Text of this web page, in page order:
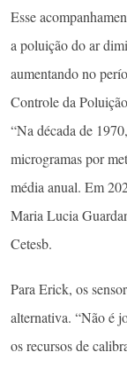
Esse
a poluição do ar
aumentando no
Controle da
“Na década de
microgramas por
média anual. Em
Maria Lucia
Cetesb.
Para Erick, os
alternativa. “Não é
os recursos de